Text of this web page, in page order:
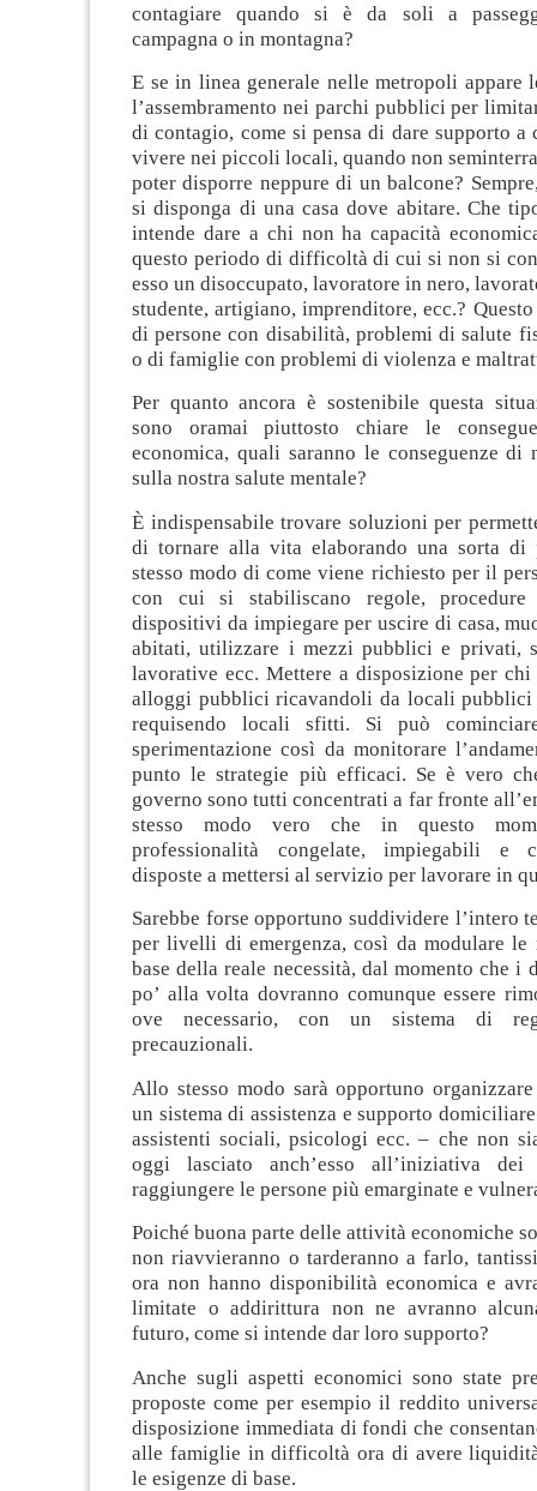
contagiare quando si è da soli a
campagna o in montagna?
E se in linea generale nelle metropoli appare
l’assembramento nei parchi pubblici per
di contagio, come si pensa di dare supporto a
vivere nei piccoli locali, quando non
poter disporre neppure di un balcone?
si disponga di una casa dove abitare. Che
intende dare a chi non ha capacità
questo periodo di difficoltà di cui si non si
esso un disoccupato, lavoratore in nero,
studente, artigiano, imprenditore, ecc.?
di persone con disabilità, problemi di salute
o di famiglie con problemi di violenza e
Per quanto ancora è sostenibile questa
sono oramai piuttosto chiare le
economica, quali saranno le conseguenze di
sulla nostra salute mentale?
È indispensabile trovare soluzioni per
di tornare alla vita elaborando una sorta di
stesso modo di come viene richiesto per il
con cui si stabiliscano regole,
dispositivi da impiegare per uscire di casa,
abitati, utilizzare i mezzi pubblici e privati,
lavorative ecc. Mettere a disposizione per chi
alloggi pubblici ricavandoli da locali
requisendo locali sfitti. Si può
sperimentazione così da monitorare
punto le strategie più efficaci. Se è vero
governo sono tutti concentrati a far fronte
stesso modo vero che in questo
professionalità congelate, impiegabili e
disposte a mettersi al servizio per lavorare in
Sarebbe forse opportuno suddividere l’intero
per livelli di emergenza, così da modulare
base della reale necessità, dal momento che
po’ alla volta dovranno comunque essere
ove necessario, con un sistema di
precauzionali.
Allo stesso modo sarà opportuno
un sistema di assistenza e supporto
assistenti sociali, psicologi ecc. – che non
oggi lasciato anch’esso all’iniziativa
raggiungere le persone più emarginate e
Poiché buona parte delle attività economiche
non riavvieranno o tarderanno a farlo,
ora non hanno disponibilità economica e
limitate o addirittura non ne avranno
futuro, come si intende dar loro supporto?
Anche sugli aspetti economici sono state
proposte come per esempio il reddito
disposizione immediata di fondi che
alle famiglie in difficoltà ora di avere
le esigenze di base.